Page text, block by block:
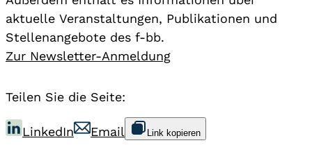
aktuelle Veranstaltungen, Publikationen und
Stellenangebote des f-bb.
Zur Newsletter-Anmeldung
Teilen Sie die Seite:
LinkedIn Email Link kopieren